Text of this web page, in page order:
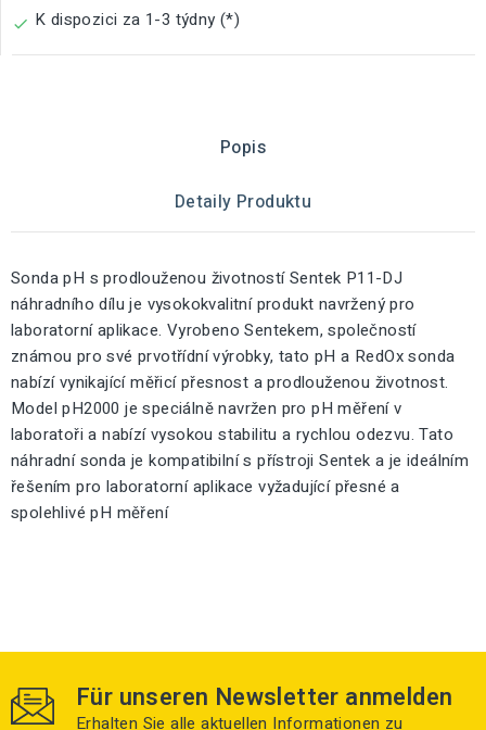
 K dispozici za 1-3 týdny (*)
Popis
Detaily Produktu
Sonda pH s prodlouženou životností Sentek P11-DJ
náhradního dílu je vysokokvalitní produkt navržený pro
laboratorní aplikace. Vyrobeno Sentekem, společností
známou pro své prvotřídní výrobky, tato pH a RedOx sonda
nabízí vynikající měřicí přesnost a prodlouženou životnost.
Model pH2000 je speciálně navržen pro pH měření v
laboratoři a nabízí vysokou stabilitu a rychlou odezvu. Tato
náhradní sonda je kompatibilní s přístroji Sentek a je ideálním
řešením pro laboratorní aplikace vyžadující přesné a
spolehlivé pH měření
Für unseren Newsletter anmelden
Erhalten Sie alle aktuellen Informationen zu